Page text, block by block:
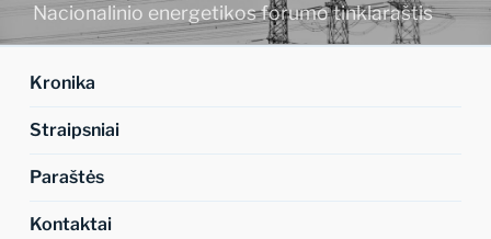
Nacionalinio energetikos forumo tinklaraštis
Kronika
Straipsniai
Paraštės
Kontaktai